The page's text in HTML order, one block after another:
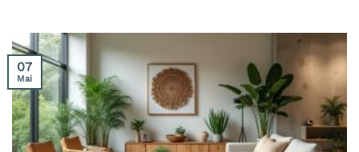
07
Mai